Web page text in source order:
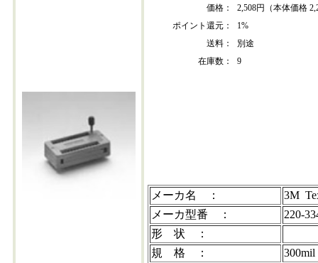
価格：
2,508円（本体価格
ポイント還元：
1%
送料：
別途
在庫数：
9
メーカ名 ：
3M
メーカ型番 ：
220-
形 状 ：
規 格 ：